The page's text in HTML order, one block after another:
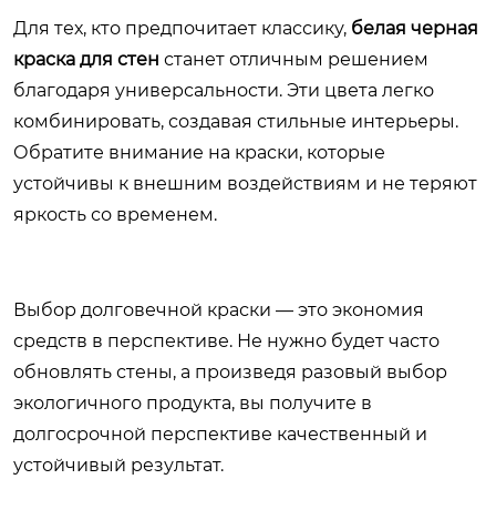
Для тех, кто предпочитает классику, белая черная
краска для стен станет отличным решением
благодаря универсальности. Эти цвета легко
комбинировать, создавая стильные интерьеры.
Обратите внимание на краски, которые
устойчивы к внешним воздействиям и не теряют
яркость со временем.
Выбор долговечной краски — это экономия
средств в перспективе. Не нужно будет часто
обновлять стены, а произведя разовый выбор
экологичного продукта, вы получите в
долгосрочной перспективе качественный и
устойчивый результат.